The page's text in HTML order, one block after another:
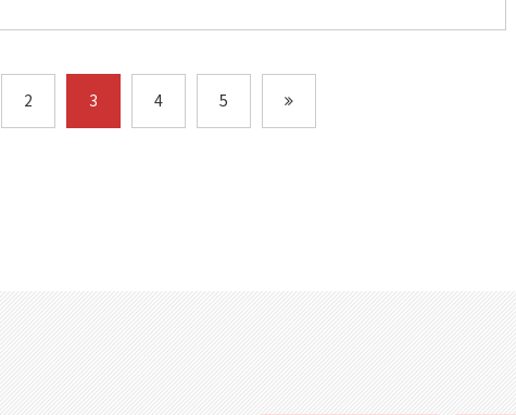
2 3 4 5